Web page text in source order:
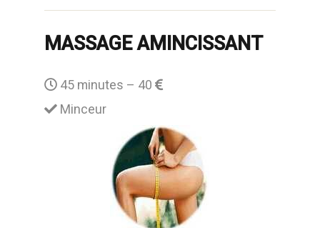
MASSAGE AMINCISSANT
45 minutes – 40
Minceur